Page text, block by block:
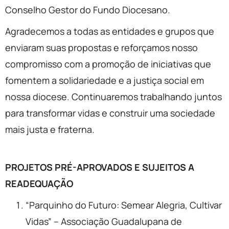
Conselho Gestor do Fundo Diocesano.
Agradecemos a todas as entidades e grupos que
enviaram suas propostas e reforçamos nosso
compromisso com a promoção de iniciativas que
fomentem a solidariedade e a justiça social em
nossa diocese. Continuaremos trabalhando juntos
para transformar vidas e construir uma sociedade
mais justa e fraterna.
PROJETOS PRÉ-APROVADOS E SUJEITOS A
READEQUAÇÃO
“Parquinho do Futuro: Semear Alegria, Cultivar
Vidas” – Associação Guadalupana de